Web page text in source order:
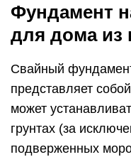
Фундамент
для дома из
Свайный
представляет
может
грунтах (за
подверженных